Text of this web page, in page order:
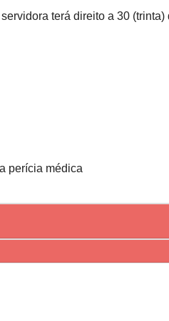
terá direito a 30
perícia médica